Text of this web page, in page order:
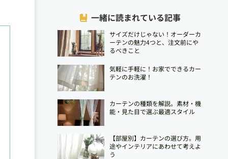
一緒に読まれている記事
サイズだけじゃない！オーダーカ
ーテンの魅力4つと、注文前にや
るべきこと
気軽に手軽に！お家でできるカー
テンのお洗濯！
カーテンの種類を解説。素材・機
能・見た目で選ぶ最適スタイル
【部屋別】カーテンの選び方。用
途やインテリアにあわせて考えよ
う